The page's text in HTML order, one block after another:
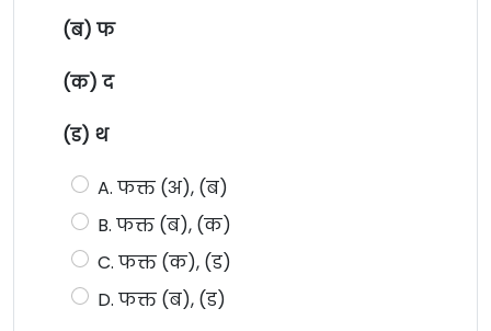
(ब) फ
(क) द
(ड) थ
A. फक्त (अ), (ब)
B. फक्त (ब), (क)
C. फक्त (क), (ड)
D. फक्त (ब), (ड)